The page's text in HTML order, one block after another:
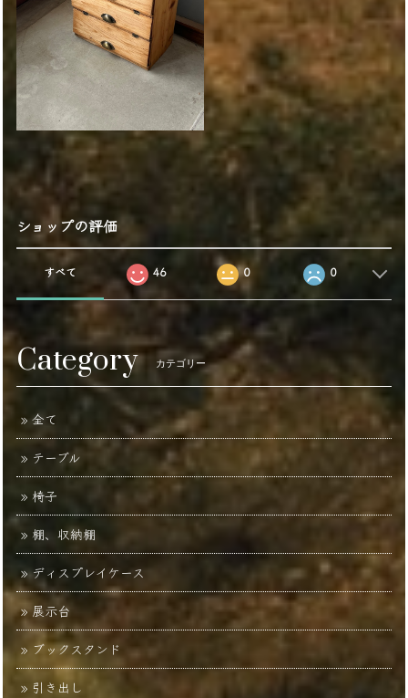
ショップの評価
すべて 46 0 0
Category カテゴリー
全て
テーブル
椅子
棚、収納棚
ディスプレイケース
展示台
ブックスタンド
引き出し